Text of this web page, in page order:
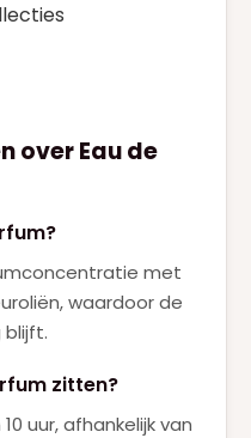
over Eau de
met
waardoor de
blijft.
zitten?
uur, afhankelijk van